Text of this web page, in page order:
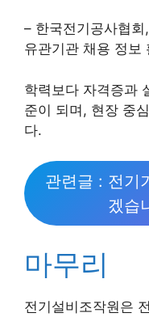
– 한국전기공사협
유관기관 채용 정보
학력보다 자격증과
준이 되며, 현장 중
다.
관련글 : 전기
겠습
마무리
전기설비조작원은